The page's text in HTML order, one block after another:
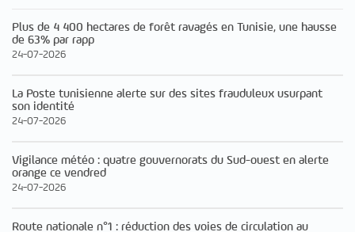
Plus de 4 400 hectares de forêt ravagés en Tunisie, une hausse
de 63% par rapp
24-07-2026
La Poste tunisienne alerte sur des sites frauduleux usurpant
son identité
24-07-2026
Vigilance météo : quatre gouvernorats du Sud-ouest en alerte
orange ce vendred
24-07-2026
Route nationale n°1 : réduction des voies de circulation au